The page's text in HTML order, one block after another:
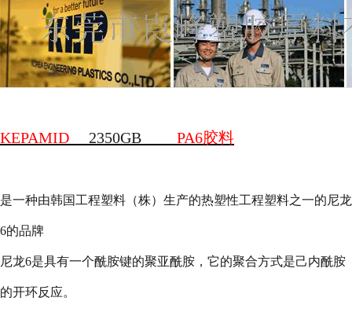
KEPAMID 2350GB PA6胶料
是一种由韩国工程塑料（株）生产的热塑性工程塑料之一的尼龙
6的品牌
尼龙6是具有一个酰胺键的聚亚酰胺，它的聚合方式是己内酰胺
的开环反应。